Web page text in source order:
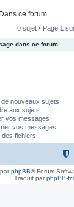
0 sujet • Page 1
dans ce forum.
nouveaux sujets
aux sujets
vos messages
vos messages
des fichiers
phpBB® Forum
Traduit parphpBB-